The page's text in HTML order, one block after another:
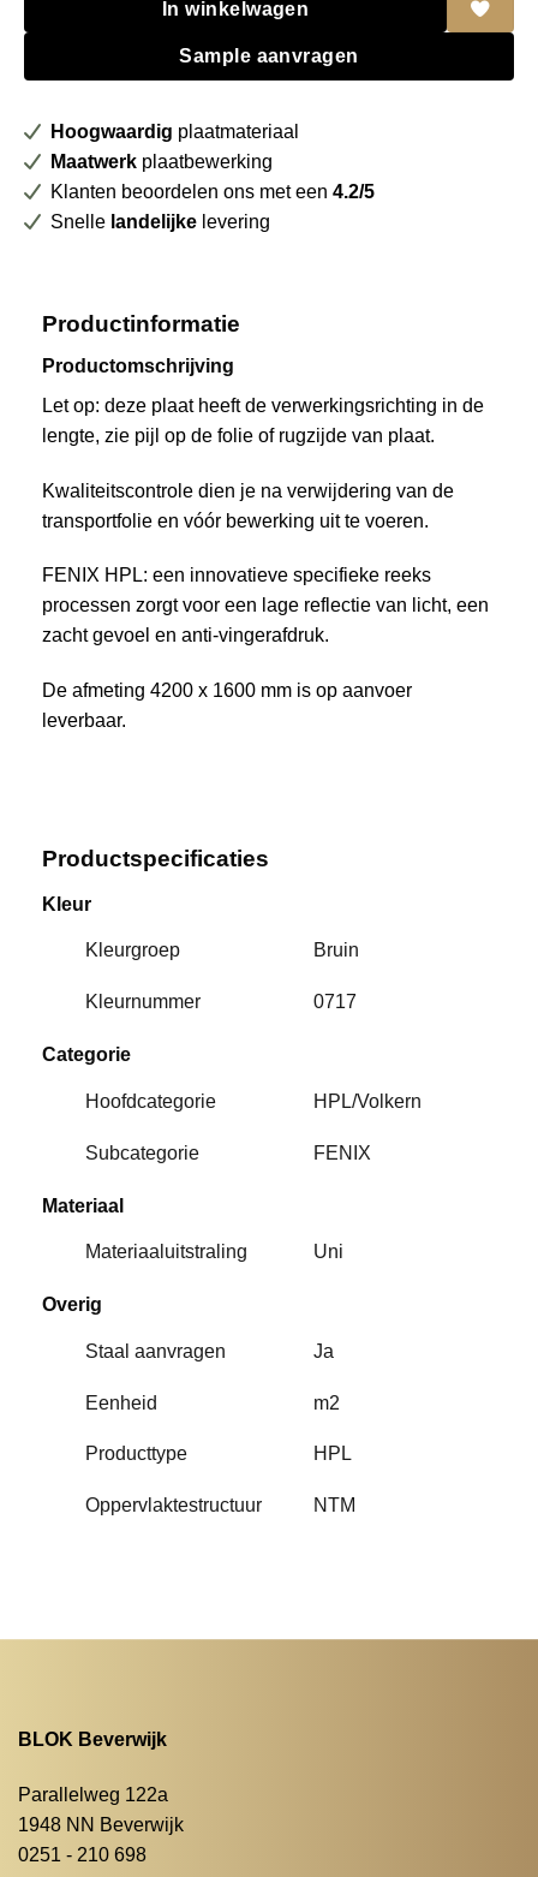
In winkelwagen
Sample aanvragen
Hoogwaardig plaatmateriaal
Maatwerk plaatbewerking
Klanten beoordelen ons met een 4.2/5
Snelle landelijke levering
Productinformatie
Productomschrijving
Let op: deze plaat heeft de verwerkingsrichting in de
lengte, zie pijl op de folie of rugzijde van plaat.
Kwaliteitscontrole dien je na verwijdering van de
transportfolie en vóór bewerking uit te voeren.
FENIX HPL: een innovatieve specifieke reeks
processen zorgt voor een lage reflectie van licht, een
zacht gevoel en anti-vingerafdruk.
De afmeting 4200 x 1600 mm is op aanvoer
leverbaar.
Productspecificaties
Kleur
Kleurgroep Bruin
Kleurnummer 0717
Categorie
Hoofdcategorie HPL/Volkern
Subcategorie FENIX
Materiaal
Materiaaluitstraling Uni
Overig
Staal aanvragen Ja
Eenheid m2
Producttype HPL
Oppervlaktestructuur NTM
BLOK Beverwijk
Parallelweg 122a
1948 NN Beverwijk
0251 - 210 698